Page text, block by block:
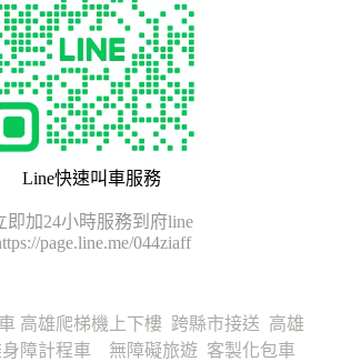
Line快速叫車服務
即加24小時服務到府line
page.line.me/044ziaff
高雄爬梯機上下樓 跨縣市接送 高雄
障計程車 無障礙旅遊 客製化包車